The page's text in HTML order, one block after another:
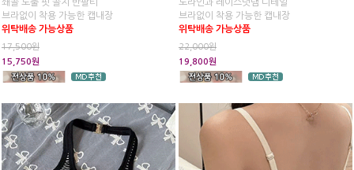
쇄골 노출 핏 골지 반팔티
브라없이 착용 가능한 캡내장
위탁배송 가능상품
17,500원
15,750원
노라인과 레이스덧댐 디테일
브라없이 착용 가능한 캡내장
위탁배송 가능상품
22,000원
19,800원